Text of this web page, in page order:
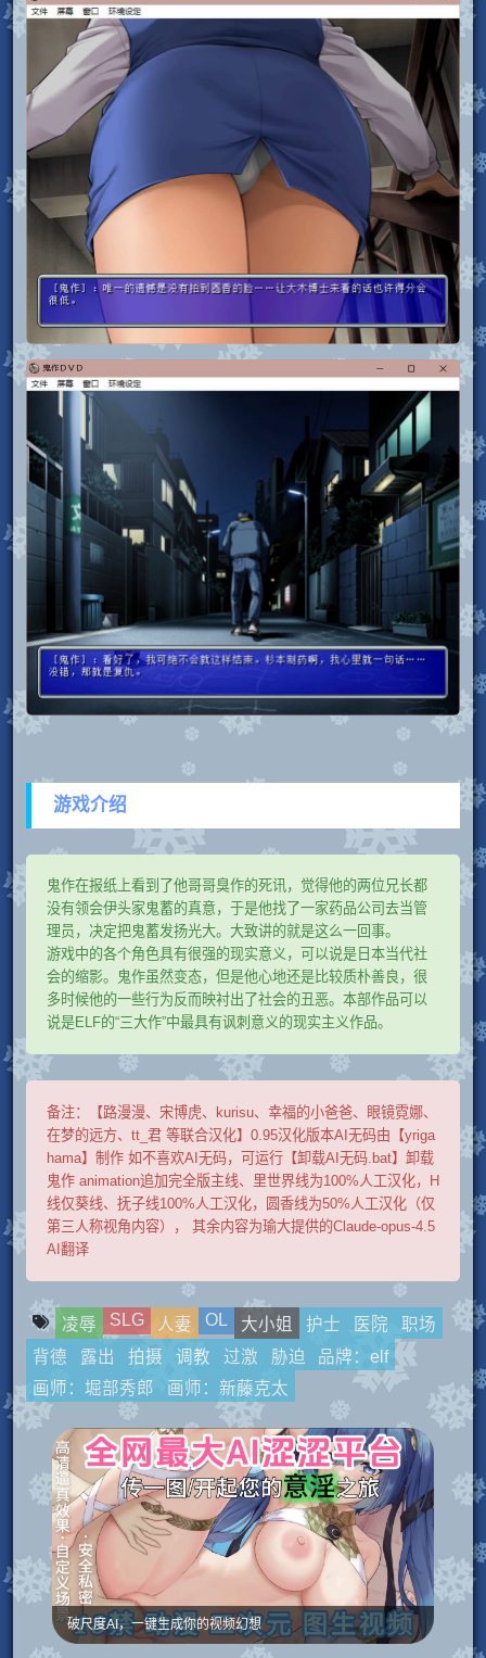
游戏介绍
鬼作在报纸上看到了他哥哥臭作的死讯，觉得他的两位兄长都
没有领会伊头家鬼蓄的真意，于是他找了一家药品公司去当管
理员，决定把鬼蓄发扬光大。大致讲的就是这么一回事。
游戏中的各个角色具有很强的现实意义，可以说是日本当代社
会的缩影。鬼作虽然变态，但是他心地还是比较质朴善良，很
多时候他的一些行为反而映衬出了社会的丑恶。本部作品可以
说是ELF的“三大作”中最具有讽刺意义的现实主义作品。
备注：
【路漫漫、宋博虎、kurisu、幸福的小爸爸、眼镜霓娜、
在梦的远方、tt_君 等联合汉化】0.95汉化版本AI无码由【yriga
hama】制作 如不喜欢AI无码，可运行【卸载AI无码.bat】卸载
鬼作 animation追加完全版主线、里世界线为100%人工汉化，H
线仅葵线、抚子线100%人工汉化，圆香线为50%人工汉化（仅
第三人称视角内容）， 其余内容为瑜大提供的Claude-opus-4.5
AI翻译
凌辱 SLG 人妻 OL 大小姐 护士 医院
职场
背德
露出 拍摄 调教 过激 胁迫
品牌：elf
画师：堀部秀郎
画师：新藤克太
破尺度AI，一键生成你的视频幻想